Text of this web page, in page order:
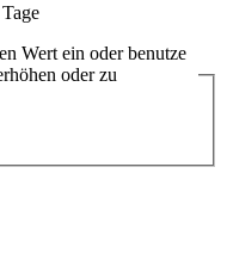
Wert ein oder benutze
oder zu